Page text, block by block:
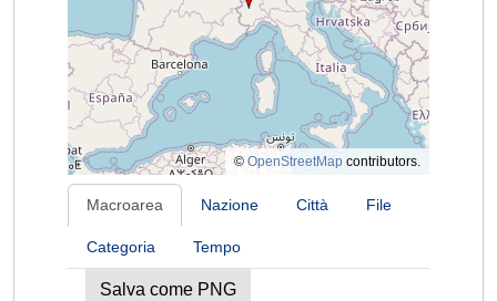
© OpenStreetMap contributors.
Macroarea Nazione Città File
Categoria Tempo
Salva come PNG